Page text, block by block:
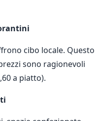
cibo locale. Questo
sono ragionevoli
a piatto).